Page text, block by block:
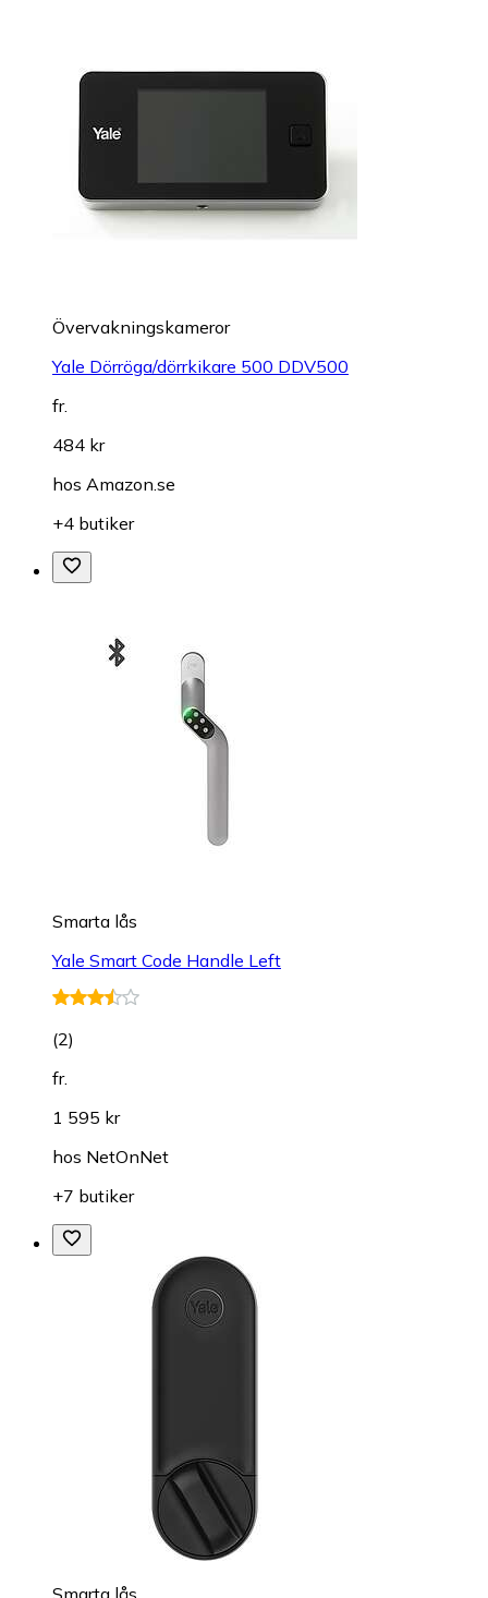
Övervakningskameror
Yale Dörröga/dörrkikare 500 DDV500
fr.
484 kr
hos Amazon.se
+4 butiker
Smarta lås
Yale Smart Code Handle Left
(2)
fr.
1 595 kr
hos NetOnNet
+7 butiker
Smarta lås